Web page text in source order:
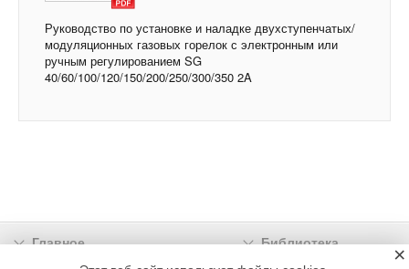
Руководство по установке и наладке двухступенчатых/
модуляционных газовых горелок с электронным или
ручным регулированием SG
40/60/100/120/150/200/250/300/350 2A
Главное
Библиотека
×